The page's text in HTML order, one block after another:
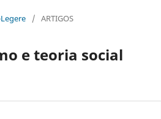
/ ARTIGOS
e teoria social